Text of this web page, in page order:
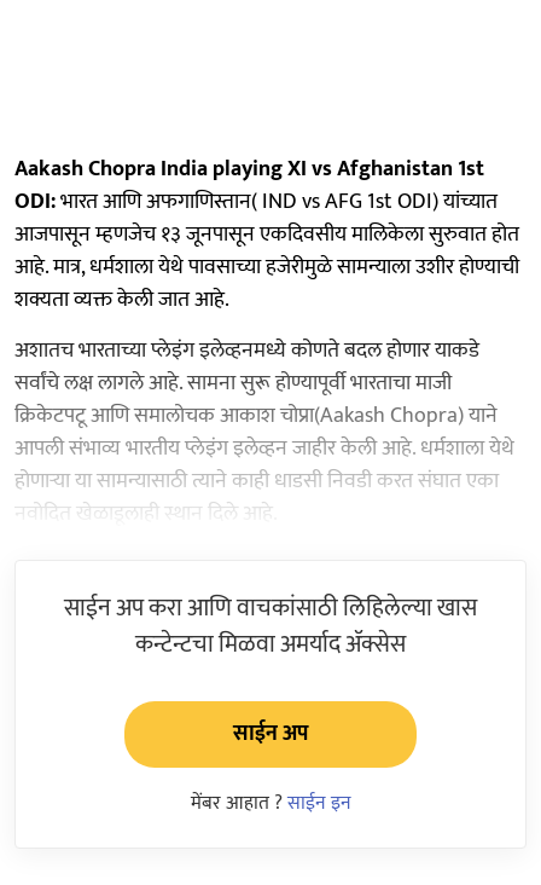
Aakash Chopra India playing XI vs Afghanistan 1st
ODI:भारत आणि अफगाणिस्तान( IND vs AFG 1st ODI) यांच्यात
आजपासून म्हणजेच १३ जूनपासून एकदिवसीय मालिकेला सुरुवात होत
आहे. मात्र, धर्मशाला येथे पावसाच्या हजेरीमुळे सामन्याला उशीर होण्याची
शक्यता व्यक्त केली जात आहे.
अशातच भारताच्या प्लेइंग इलेव्हनमध्ये कोणते बदल होणार याकडे
सर्वांचे लक्ष लागले आहे. सामना सुरू होण्यापूर्वी भारताचा माजी
क्रिकेटपटू आणि समालोचक आकाश चोप्रा(Aakash Chopra) याने
आपली संभाव्य भारतीय प्लेइंग इलेव्हन जाहीर केली आहे. धर्मशाला येथे
होणाऱ्या या सामन्यासाठी त्याने काही धाडसी निवडी करत संघात एका
नवोदित खेळाडूलाही स्थान दिले आहे.
साईन अप करा आणि वाचकांसाठी लिहिलेल्या खास
कन्टेन्टचा मिळवा अमर्याद ॲक्सेस
साईन अप
मेंबर आहात ?साईन इन